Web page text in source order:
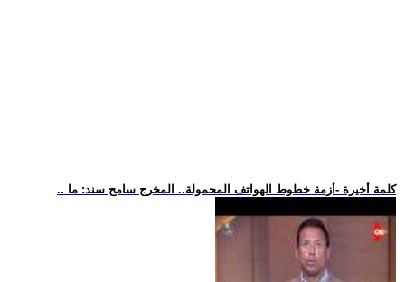
.. كلمة أخيرة -أزمة خطوط الهواتف المحمولة.. المخرج سامح سند: ما